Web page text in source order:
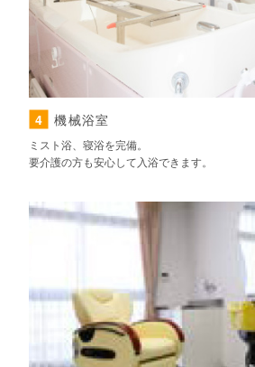
4 機械浴室
ミスト浴、寝浴を完備。
要介護の方も安心して入浴できます。